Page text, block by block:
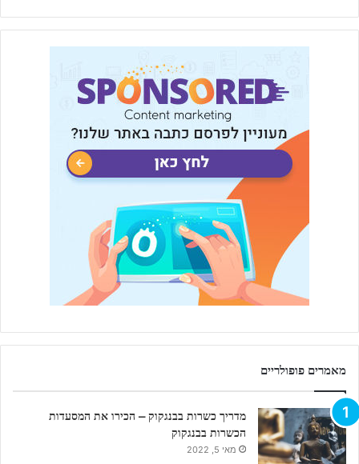
מאמרים פופולריים
מדריך כשרות בבנגקוק – הכירו את המסעדות
הכשרות בבנגקוק
מאי 5, 2022